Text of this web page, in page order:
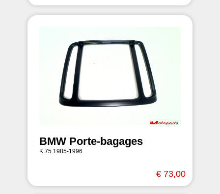
BMW Porte-bagages
K 75 1985-1996
€ 73,00